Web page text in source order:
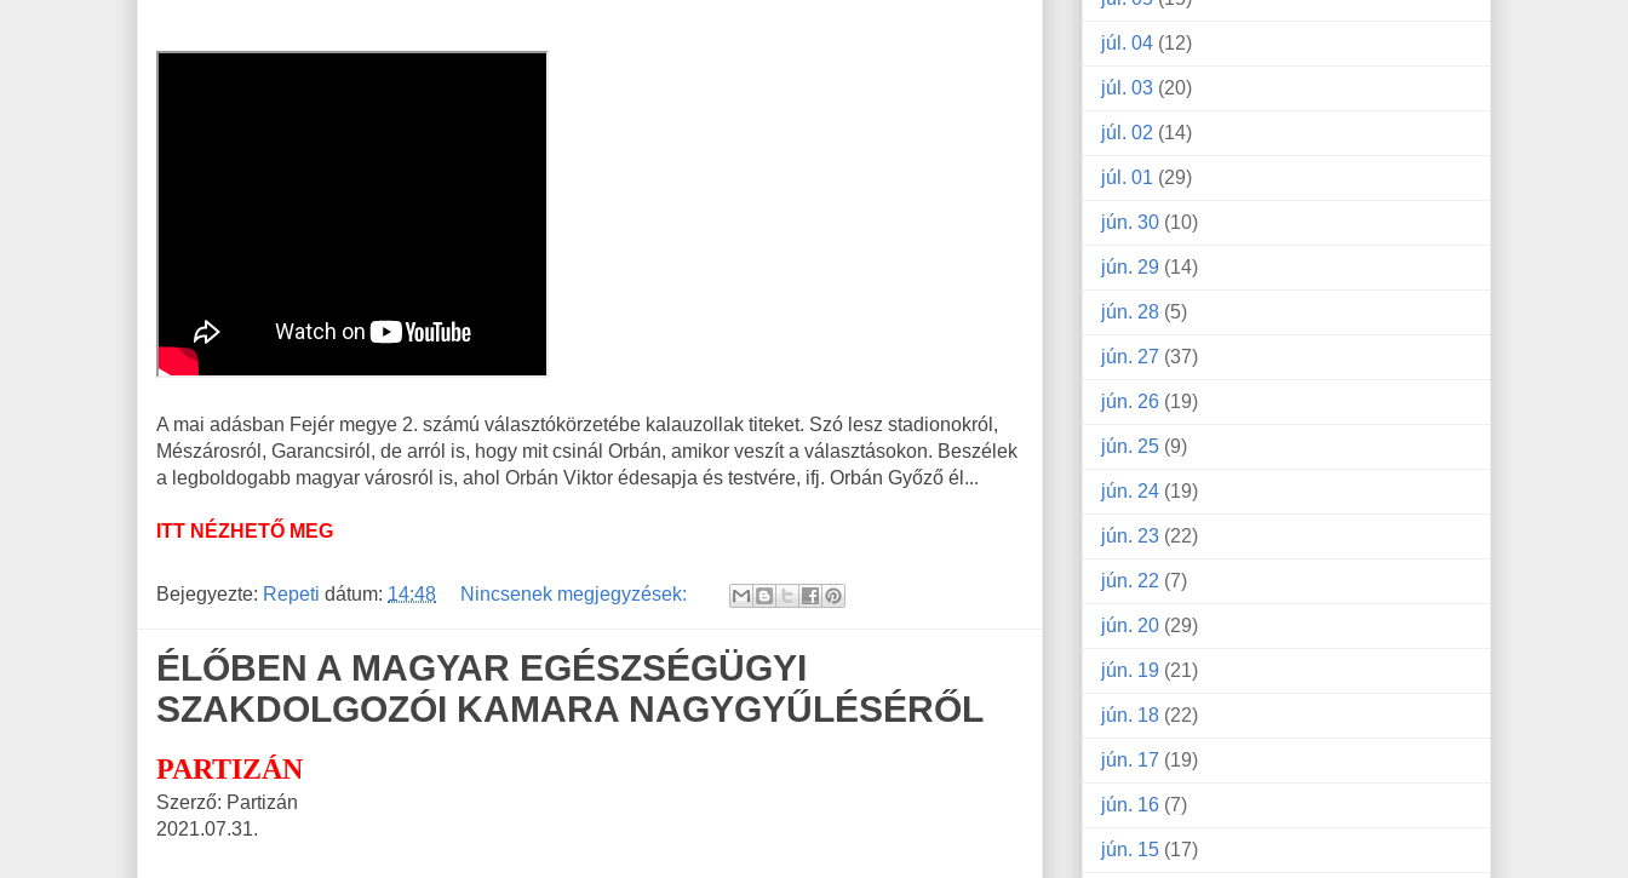
A mai adásban Fejér megye 2. számú választókörzetébe kalauzollak titeket. Szó lesz stadionokról,
Mészárosról, Garancsiról, de arról is, hogy mit csinál Orbán, amikor veszít a választásokon. Beszélek
a legboldogabb magyar városról is, ahol Orbán Viktor édesapja és testvére, ifj. Orbán Győző él...
ITT NÉZHETŐ MEG
Bejegyezte: Repeti dátum: 14:48 Nincsenek megjegyzések:
ÉLŐBEN A MAGYAR EGÉSZSÉGÜGYI
SZAKDOLGOZÓI KAMARA NAGYGYŰLÉSÉRŐL
PARTIZÁN
Szerző: Partizán
2021.07.31.
júl. 04 (12)
júl. 03 (20)
júl. 02 (14)
júl. 01 (29)
jún. 30 (10)
jún. 29 (14)
jún. 28 (5)
jún. 27 (37)
jún. 26 (19)
jún. 25 (9)
jún. 24 (19)
jún. 23 (22)
jún. 22 (7)
jún. 20 (29)
jún. 19 (21)
jún. 18 (22)
jún. 17 (19)
jún. 16 (7)
jún. 15 (17)